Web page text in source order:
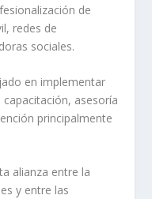
de
redes de
sociales.
en implementar
asesoría
principalmente
alianza entre la
y entre las